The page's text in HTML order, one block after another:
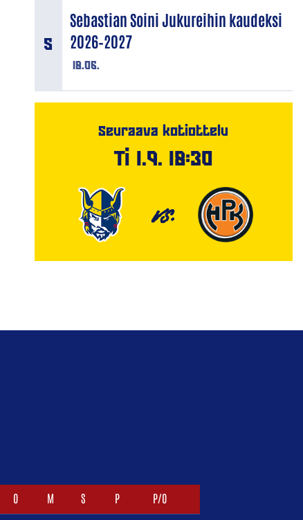
18.06.
Sebastian Soini Jukureihin kaudeksi
2026–2027
Seuraava kotiottelu
Ti 1.9. 18:30
VS.
O M S P P/O